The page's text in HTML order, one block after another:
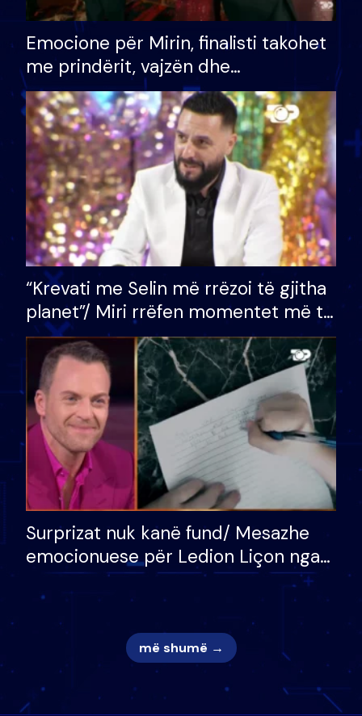
Emocione për Mirin, finalisti takohet
me prindërit, vajzën dhe
bashkëshorten: S’kemi ndonjë letër
divorci apo jo?
“Krevati me Selin më rrëzoi të gjitha
planet”/ Miri rrëfen momentet më të
bukura në shtëpinë e BB VIP: Do më
mungojë zilja e mëngjesit kur…
Surprizat nuk kanë fund/ Mesazhe
emocionuese për Ledion Liçon nga
nëna dhe fëmijët e tij, moderatori
nuk i mban dot lotët: Nuk meritoj…
më shumë →